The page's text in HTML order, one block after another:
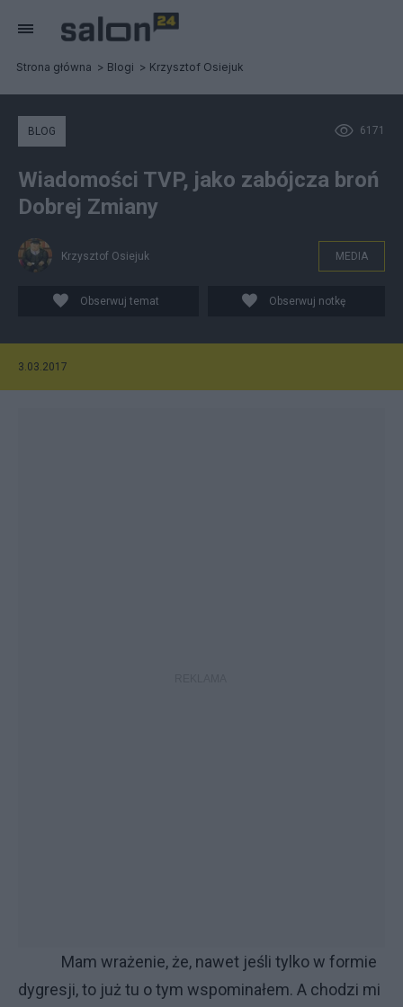
Strona główna Blogi Krzysztof Osiejuk
6171
BLOG
Wiadomości TVP, jako zabójcza broń
Dobrej Zmiany
Krzysztof Osiejuk MEDIA
Obserwuj temat Obserwuj notkę
3.03.2017
Mam wrażenie, że, nawet jeśli tylko w formie
dygresji, to już tu o tym wspominałem. A chodzi mi